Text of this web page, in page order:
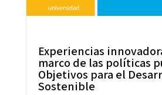
Experiencias
marco de las políticas
Objetivos para el
Sostenible